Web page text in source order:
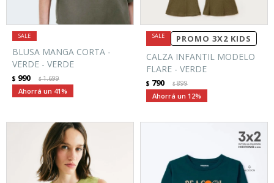
BLUSA MANGA CORTA -
VERDE - VERDE
$ 990 $1.699
41
PROMO 3X2 KIDS
CALZA INFANTIL MODELO
FLARE - VERDE
$ 790 $899
12